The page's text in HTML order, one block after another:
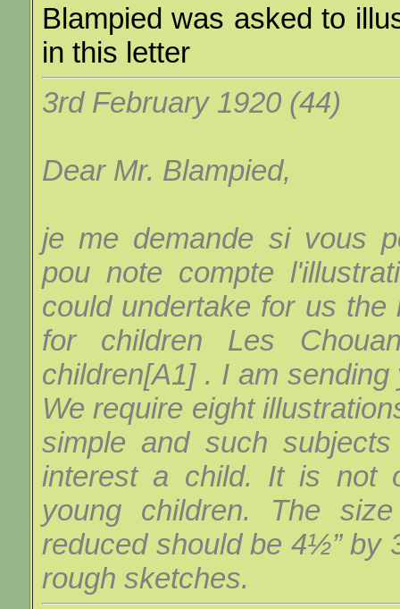
Blampied was asked to
in this letter
3rd February 1920 (44)
Dear Mr. Blampied,
je me demande si vous
pou note compte
could undertake for us
for children Les
children[A1] . I am
We require eight
simple and such
interest a child. It is not
young children. The
reduced should be 4½” by
rough sketches.